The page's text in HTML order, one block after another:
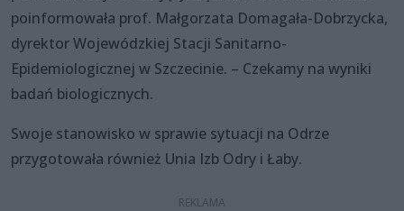
poinformowała prof. Małgorzata Domagała-Dobrzycka,
dyrektor Wojewódzkiej Stacji Sanitarno-
Epidemiologicznej w Szczecinie. – Czekamy na wyniki
badań biologicznych.
Swoje stanowisko w sprawie sytuacji na Odrze
przygotowała również Unia Izb Odry i Łaby.